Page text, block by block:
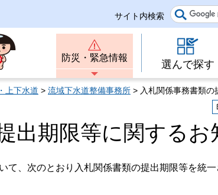
サイト内検索
防災・緊急情報
選んで探す
上下水道 > 流域下水道整備事務所 > 入札関係事務書類の
出期限等に関するお
て、次のとおり入札関係書類の提出期限等を統一